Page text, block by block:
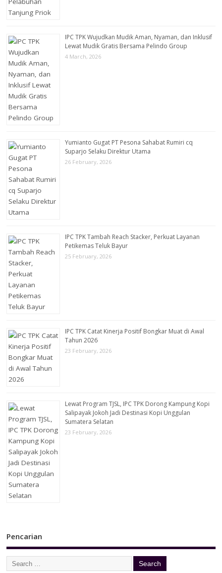
IPC TPK Wujudkan Mudik Aman, Nyaman, dan Inklusif
Lewat Mudik Gratis Bersama Pelindo Group
4 March, 2026
Yumianto Gugat PT Pesona Sahabat Rumiri cq
Suparjo Selaku Direktur Utama
26 February, 2026
IPC TPK Tambah Reach Stacker, Perkuat Layanan
Petikemas Teluk Bayur
25 February, 2026
IPC TPK Catat Kinerja Positif Bongkar Muat di Awal
Tahun 2026
23 February, 2026
Lewat Program TJSL, IPC TPK Dorong Kampung Kopi
Salipayak Jokoh Jadi Destinasi Kopi Unggulan
Sumatera Selatan
23 February, 2026
Pencarian